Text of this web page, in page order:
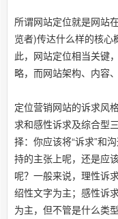
所谓网站定位就是网站
览者)传达什么样的核心
此，网站定位相当关键
略，而网站架构、内容
定位营销网站的诉求风
求和感性诉求及综合型
择：你应该将“诉求”和
持的主张上呢，还是应
呢？一般来说，理性诉
绍性文字为主；感性诉
为主，但不管是什么类